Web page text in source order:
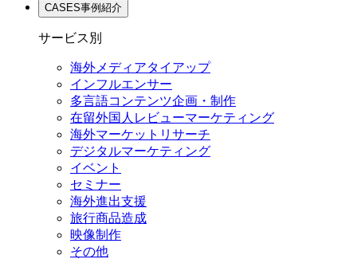
CASES事例紹介
サービス別
海外メディアタイアップ
インフルエンサー
多言語コンテンツ企画・制作
在留外国⼈レビューマーケティング
海外マーケットリサーチ
デジタルマーケティング
イベント
セミナー
海外進出支援
旅行商品造成
映像制作
その他